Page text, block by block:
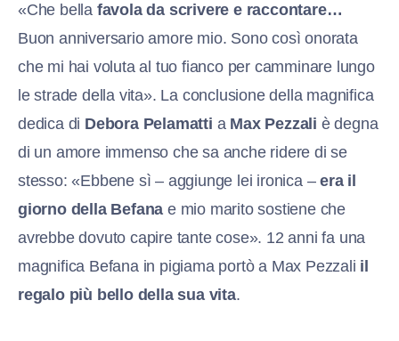
«Che bella favola da scrivere e raccontare…
Buon anniversario amore mio. Sono così onorata
che mi hai voluta al tuo fianco per camminare lungo
le strade della vita». La conclusione della magnifica
dedica di Debora Pelamatti a Max Pezzali è degna
di un amore immenso che sa anche ridere di se
stesso: «Ebbene sì – aggiunge lei ironica –era il
giorno della Befana e mio marito sostiene che
avrebbe dovuto capire tante cose». 12 anni fa una
magnifica Befana in pigiama portò a Max Pezzali il
regalo più bello della sua vita.